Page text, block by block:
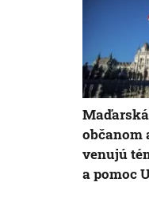
občanom
venujú
a pomoc